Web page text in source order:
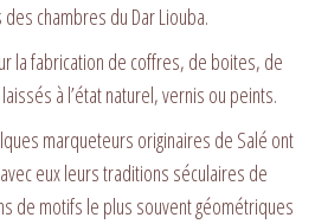
chambres du Dar Liouba.
la fabrication de coffres, de boites, de
à l’état naturel, vernis ou peints.
marqueteurs originaires de Salé ont
eux leurs traditions séculaires de
de motifs le plus souvent géométriques